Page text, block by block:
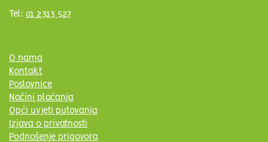
Tel: 01 2313 527
O nama
Kontakt
Poslovnice
Načini plaćanja
Opći uvjeti putovanja
Izjava o privatnosti
Podnošenje prigovora